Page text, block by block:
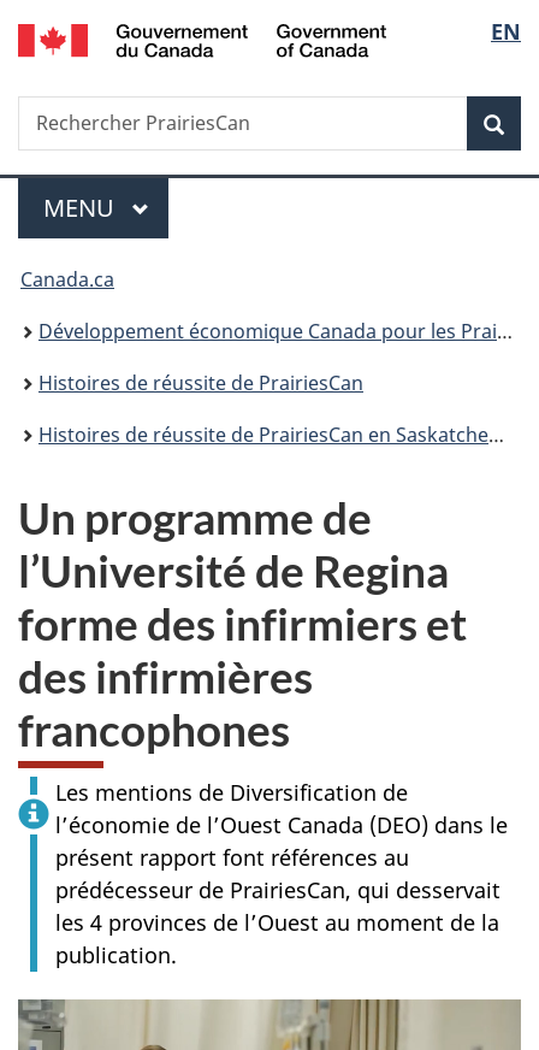
Passer
au
Passer
à
du
Passer
à
simplifiée
de
la
EN
Recherche
Rechercher
PrairiesCan
Menu
MENU PRINCIPAL
Vous
êtes
ici :
Canada.ca
Développement économique Canada pour les Prairies
Histoires de réussite de PrairiesCan
Histoires de réussite de PrairiesCan en Saskatchewan
Un programme de
l’Université de Regina
forme des infirmiers et
des infirmières
francophones
Les mentions de Diversification de
l’économie de l’Ouest Canada (DEO) dans le
présent rapport font références au
prédécesseur de PrairiesCan, qui desservait
les 4 provinces de l’Ouest au moment de la
publication.